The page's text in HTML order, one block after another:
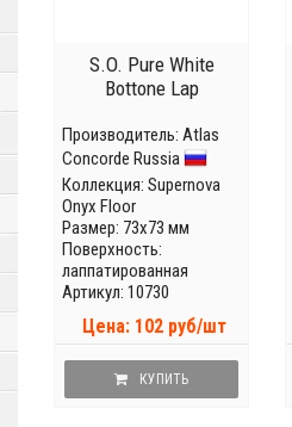
S.O. Pure White
Bottone Lap
Производитель: Atlas
Concorde Russia
Коллекция: Supernova
Onyx Floor
Размер: 73x73 мм
Поверхность:
лаппатированная
Артикул: 10730
Цена: 102 руб/шт
КУПИТЬ